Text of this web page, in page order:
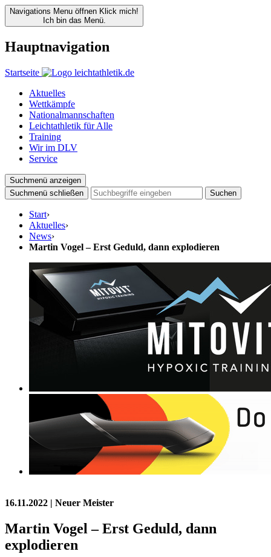
Navigations Menu öffnen Klick mich!
Ich bin das Menü.
Hauptnavigation
Startseite
Aktuelles
Wettkämpfe
Nationalmannschaften
Leichtathletik für Alle
Training
Wir im DLV
Service
Suchmenü anzeigen
Suchmenü schließen
Suchen
Start›
Aktuelles›
News›
Martin Vogel – Erst Geduld, dann explodieren
16.11.2022 | Neuer Meister
Martin Vogel – Erst Geduld, dann
explodieren